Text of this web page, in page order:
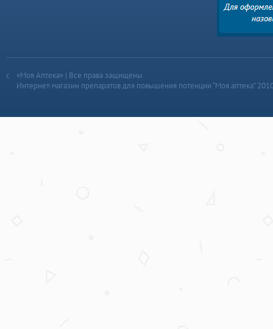
«Моя Аптека» | Все права защищены
Интернет-магазин препаратов для повышения потенции “Моя аптека”